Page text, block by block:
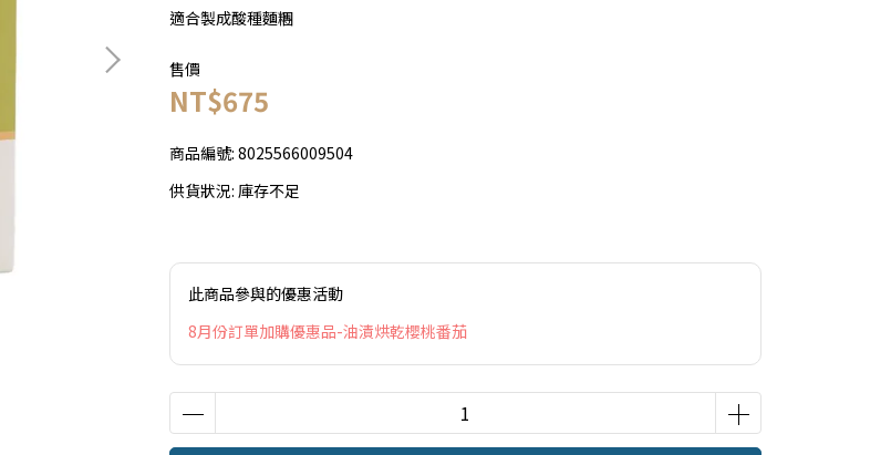
適合製成酸種麵糰
售價
NT$675
商品編號: 8025566009504
供貨狀況: 庫存不足
此商品參與的優惠活動
8月份訂單加購優惠品-油漬烘乾櫻桃番茄